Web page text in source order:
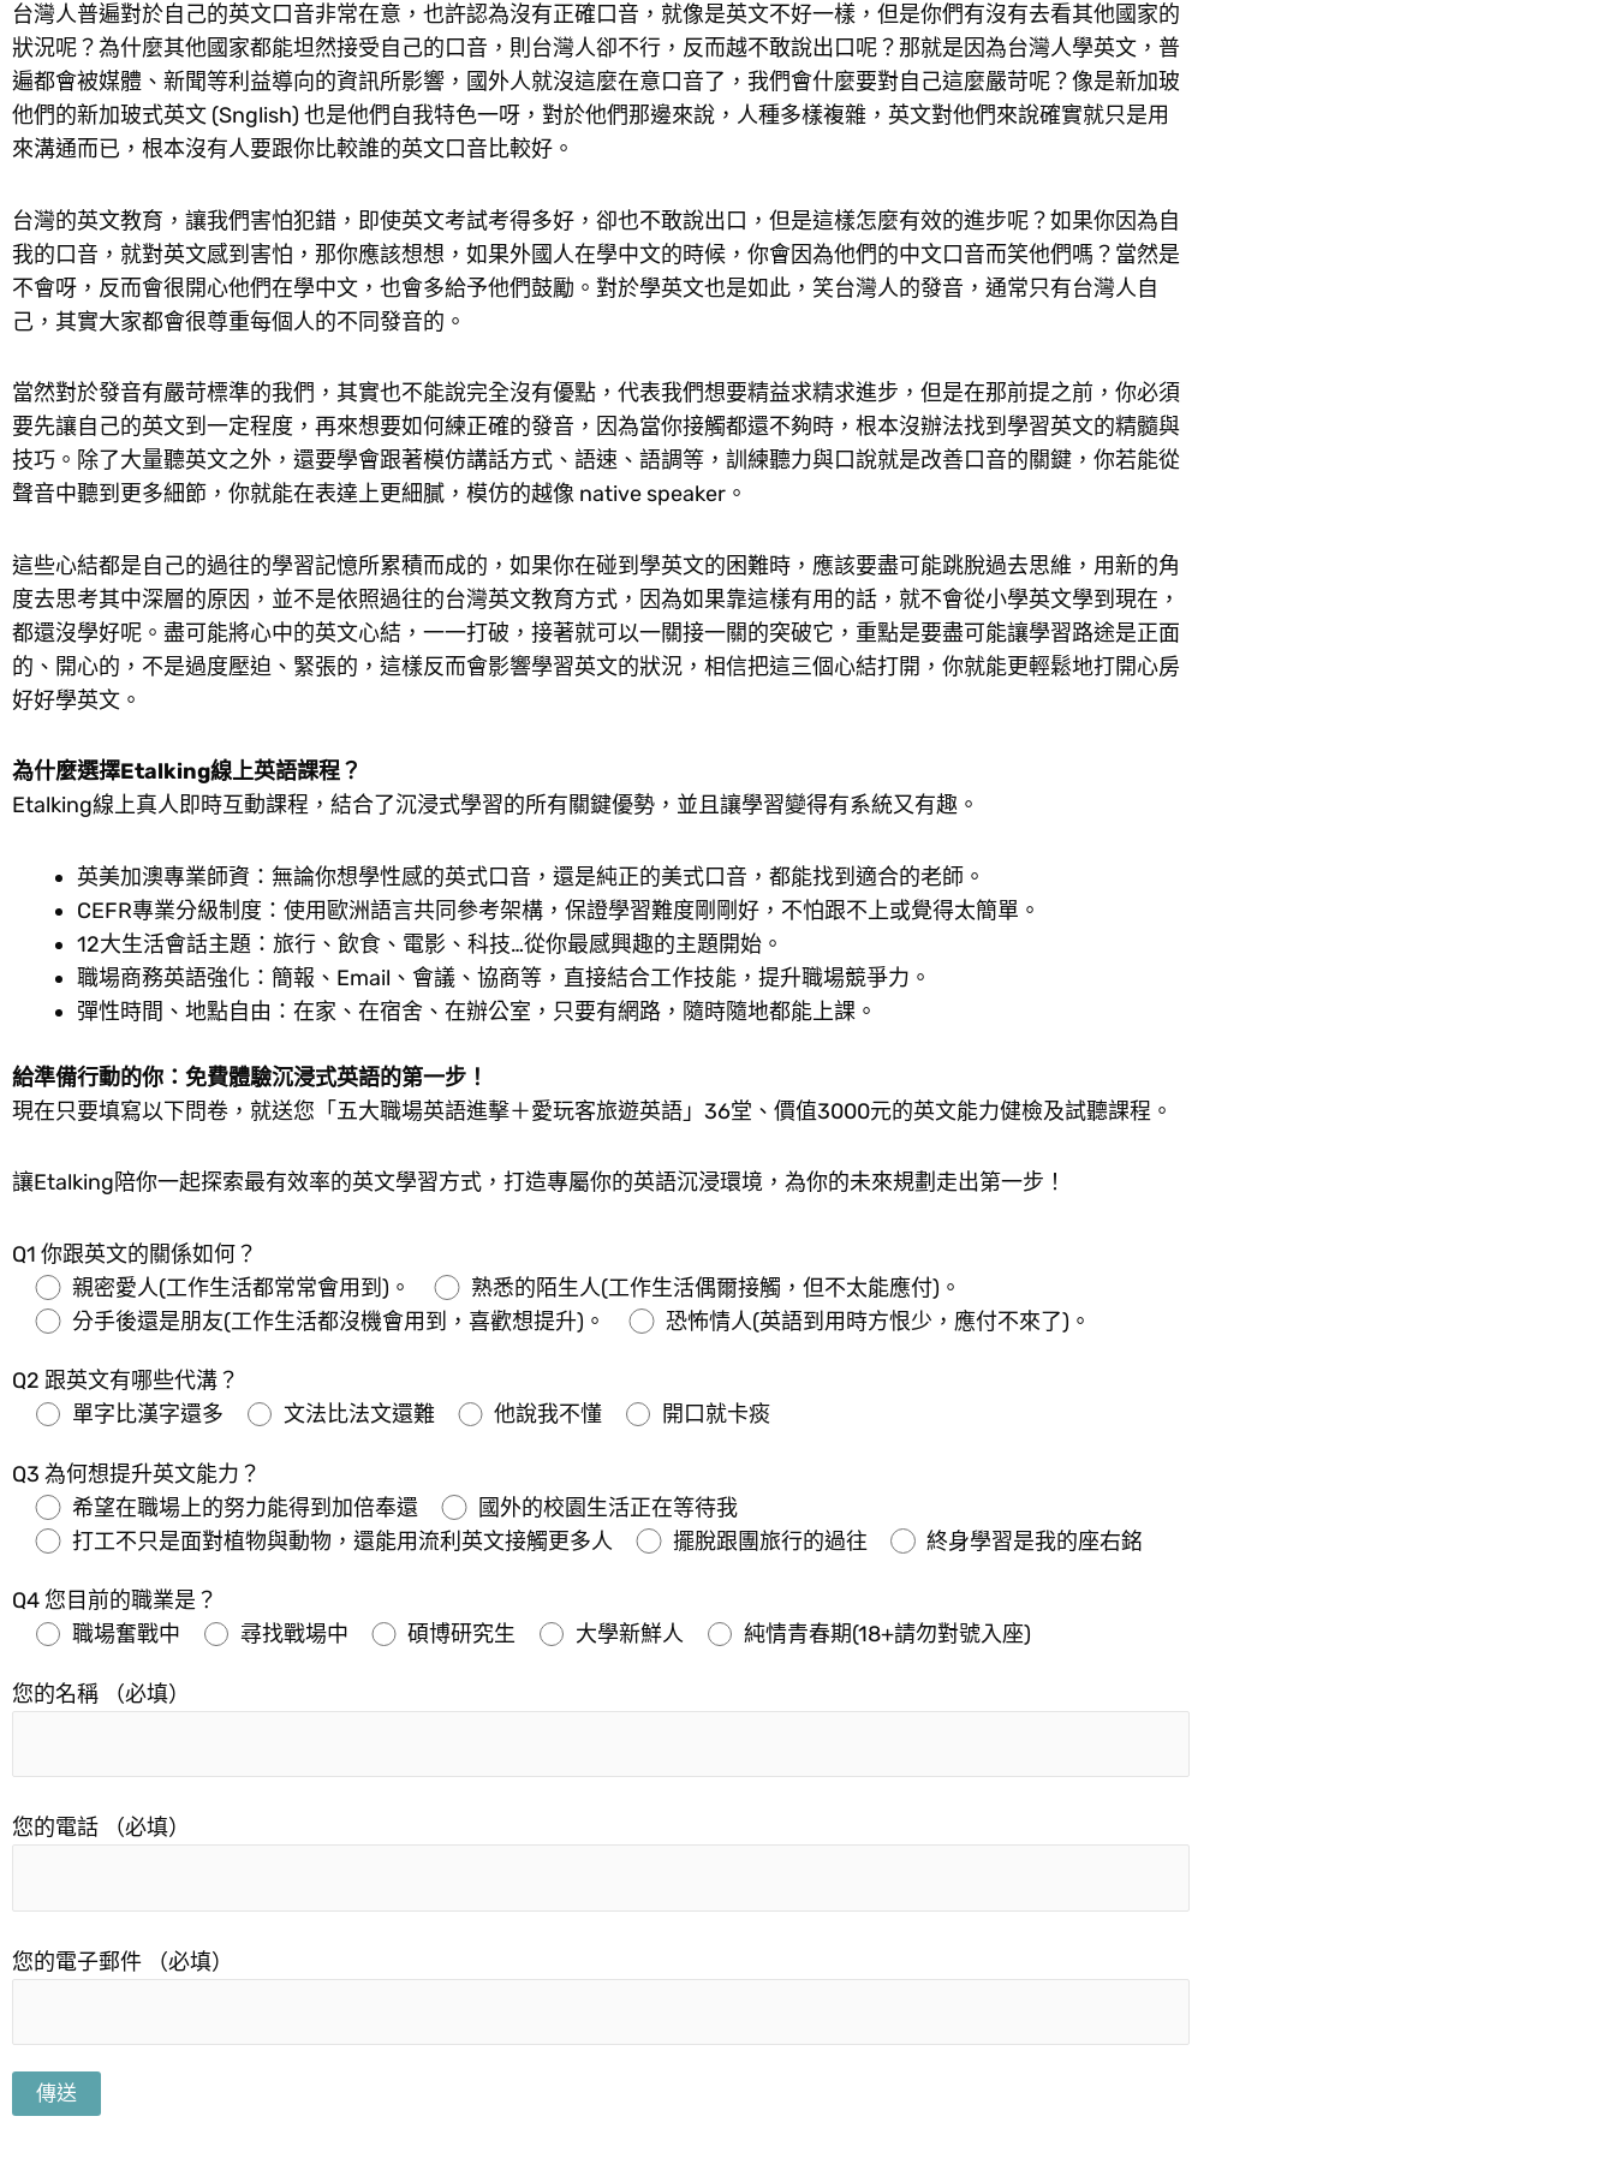
台灣人普遍對於自己的英文口音非常在意，也許認為沒有正確口音，就像是英文不好一樣，但是你們有沒有去看其他國家的
狀況呢？為什麼其他國家都能坦然接受自己的口音，則台灣人卻不行，反而越不敢說出口呢？那就是因為台灣人學英文，普
遍都會被媒體、新聞等利益導向的資訊所影響，國外人就沒這麼在意口音了，我們會什麼要對自己這麼嚴苛呢？像是新加玻
他們的新加玻式英文 (Snglish) 也是他們自我特色一呀，對於他們那邊來說，人種多樣複雜，英文對他們來說確實就只是用
來溝通而已，根本沒有人要跟你比較誰的英文口音比較好。
台灣的英文教育，讓我們害怕犯錯，即使英文考試考得多好，卻也不敢說出口，但是這樣怎麼有效的進步呢？如果你因為自
我的口音，就對英文感到害怕，那你應該想想，如果外國人在學中文的時候，你會因為他們的中文口音而笑他們嗎？當然是
不會呀，反而會很開心他們在學中文，也會多給予他們鼓勵。對於學英文也是如此，笑台灣人的發音，通常只有台灣人自
己，其實大家都會很尊重每個人的不同發音的。
當然對於發音有嚴苛標準的我們，其實也不能說完全沒有優點，代表我們想要精益求精求進步，但是在那前提之前，你必須
要先讓自己的英文到一定程度，再來想要如何練正確的發音，因為當你接觸都還不夠時，根本沒辦法找到學習英文的精髓與
技巧。除了大量聽英文之外，還要學會跟著模仿講話方式、語速、語調等，訓練聽力與口說就是改善口音的關鍵，你若能從
聲音中聽到更多細節，你就能在表達上更細膩，模仿的越像 native speaker。
這些心結都是自己的過往的學習記憶所累積而成的，如果你在碰到學英文的困難時，應該要盡可能跳脫過去思維，用新的角
度去思考其中深層的原因，並不是依照過往的台灣英文教育方式，因為如果靠這樣有用的話，就不會從小學英文學到現在，
都還沒學好呢。盡可能將心中的英文心結，一一打破，接著就可以一關接一關的突破它，重點是要盡可能讓學習路途是正面
的、開心的，不是過度壓迫、緊張的，這樣反而會影響學習英文的狀況，相信把這三個心結打開，你就能更輕鬆地打開心房
好好學英文。
為什麼選擇Etalking線上英語課程？
Etalking線上真人即時互動課程，結合了沉浸式學習的所有關鍵優勢，並且讓學習變得有系統又有趣。
英美加澳專業師資：無論你想學性感的英式口音，還是純正的美式口音，都能找到適合的老師。
CEFR專業分級制度：使用歐洲語言共同參考架構，保證學習難度剛剛好，不怕跟不上或覺得太簡單。
12大生活會話主題：旅行、飲食、電影、科技…從你最感興趣的主題開始。
職場商務英語強化：簡報、Email、會議、協商等，直接結合工作技能，提升職場競爭力。
彈性時間、地點自由：在家、在宿舍、在辦公室，只要有網路，隨時隨地都能上課。
給準備行動的你：免費體驗沉浸式英語的第一步！
現在只要填寫以下問卷，就送您「五大職場英語進擊＋愛玩客旅遊英語」36堂、價值3000元的英文能力健檢及試聽課程。
讓Etalking陪你一起探索最有效率的英文學習方式，打造專屬你的英語沉浸環境，為你的未來規劃走出第一步！
Q1 你跟英文的關係如何？
親密愛人(工作生活都常常會用到)。
熟悉的陌生人(工作生活偶爾接觸，但不太能應付)。
分手後還是朋友(工作生活都沒機會用到，喜歡想提升)。
恐怖情人(英語到用時方恨少，應付不來了)。
Q2 跟英文有哪些代溝？
單字比漢字還多
文法比法文還難 他說我不懂 開口就卡痰
Q3 為何想提升英文能力？
希望在職場上的努力能得到加倍奉還
國外的校園生活正在等待我
打工不只是面對植物與動物，還能用流利英文接觸更多人
擺脫跟團旅行的過往 終身學習是我的座右銘
Q4 您目前的職業是？
職場奮戰中
尋找戰場中 碩博研究生 大學新鮮人 純情青春期(18+請勿對號入座)
您的名稱 （必填）
您的電話 （必填）
您的電子郵件 （必填）